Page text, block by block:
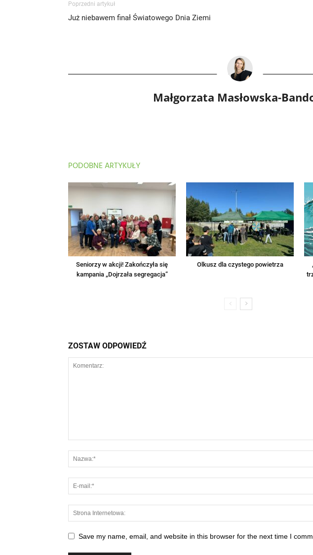
Poprzedni artykuł
Już niebawem finał Światowego Dnia Ziemi
Małgorzata Masłowska-
PODOBNE ARTYKUŁY
Seniorzy w akcji! Zakończyła się
kampania „Dojrzała segregacja”
Olkusz dla czystego powietrza
ZOSTAW ODPOWIEDŹ
Save my name, email, and website in this browser for the next time I